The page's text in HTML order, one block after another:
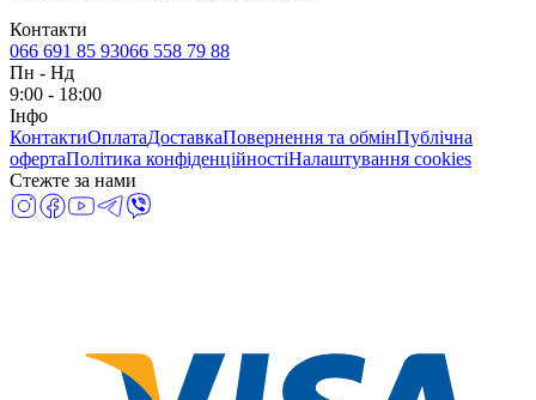
Контакти
066 691 85 93066 558 79 88
Пн - Нд
9:00 - 18:00
Інфо
КонтактиОплатаДоставкаПовернення та обмінПублічна
офертаПолітика конфіденційностіНалаштування cookies
Стежте за нами